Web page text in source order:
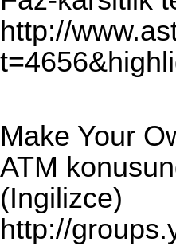
http://
Make Your
ATM
(Ingilizce)
http://